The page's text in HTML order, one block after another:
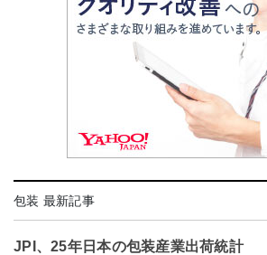
包装 最新記事
JPI、25年日本の包装産業出荷統計